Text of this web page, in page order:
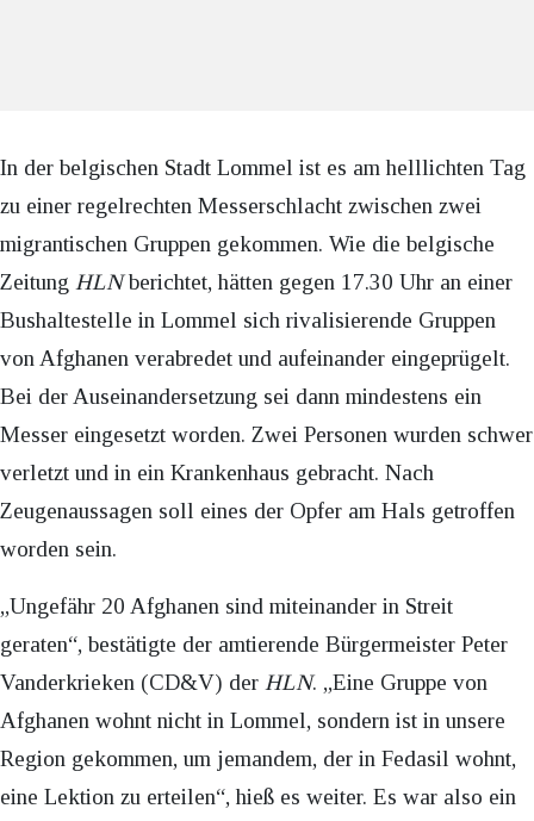
In der belgischen Stadt Lommel ist es am helllichten Tag
zu einer regelrechten Messerschlacht zwischen zwei
migrantischen Gruppen gekommen. Wie die belgische
Zeitung HLNberichtet, hätten gegen 17.30 Uhr an einer
Bushaltestelle in Lommel sich rivalisierende Gruppen
von Afghanen verabredet und aufeinander eingeprügelt.
Bei der Auseinandersetzung sei dann mindestens ein
Messer eingesetzt worden. Zwei Personen wurden schwer
verletzt und in ein Krankenhaus gebracht. Nach
Zeugenaussagen soll eines der Opfer am Hals getroffen
worden sein.
„Ungefähr 20 Afghanen sind miteinander in Streit
geraten“, bestätigte der amtierende Bürgermeister Peter
Vanderkrieken (CD&V) der HLN. „Eine Gruppe von
Afghanen wohnt nicht in Lommel, sondern ist in unsere
Region gekommen, um jemandem, der in Fedasil wohnt,
eine Lektion zu erteilen“, hieß es weiter. Es war also ein